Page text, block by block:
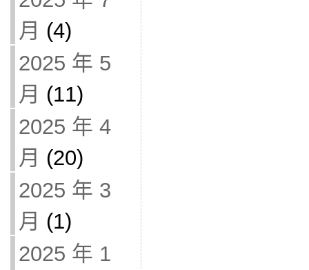
月 (4)
2025 年 5
月 (11)
2025 年 4
月 (20)
2025 年 3
月 (1)
2025 年 1